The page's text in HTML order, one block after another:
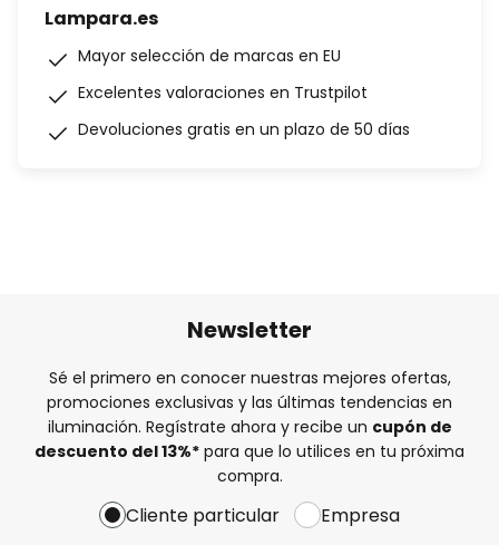
Lampara.es
Mayor selección de marcas en EU
Excelentes valoraciones en Trustpilot
Devoluciones gratis en un plazo de 50 días
Newsletter
Sé el primero en conocer nuestras mejores ofertas,
promociones exclusivas y las últimas tendencias en
iluminación. Regístrate ahora y recibe un cupón de
descuento del13%* para que lo utilices en tu próxima
compra.
Cliente particular Empresa